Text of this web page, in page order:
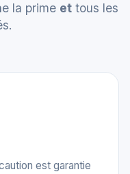
la prime ettous les
est garantie